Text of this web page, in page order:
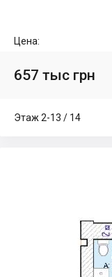
Цена:
657 тыс грн
Этаж 2-13 / 14